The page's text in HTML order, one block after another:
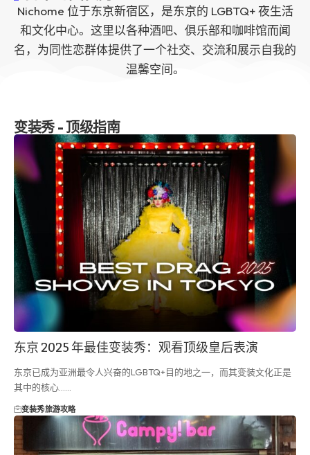
Nichome 位于东京新宿区，是东京的 LGBTQ+ 夜生活
和文化中心。这里以各种酒吧、俱乐部和咖啡馆而闻
名，为同性恋群体提供了一个社交、交流和展示自我的
温馨空间。
变装秀 - 顶级指南
东京 2025 年最佳变装秀：观看顶级皇后表演
东京已成为亚洲最令人兴奋的LGBTQ+目的地之一，而其变装文化正是
其中的核心……
变装秀旅游攻略